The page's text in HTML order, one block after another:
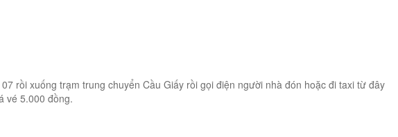
rồi xuống trạm trung chuyển Cầu Giấy rồi gọi điện người nhà đón hoặc đi taxi từ đây
vé 5.000 đồng.